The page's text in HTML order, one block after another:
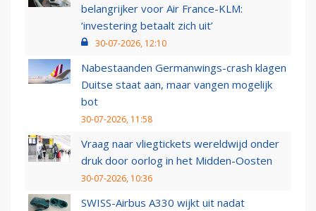
belangrijker voor Air France-KLM:
‘investering betaalt zich uit’
30-07-2026, 12:10
Nabestaanden Germanwings-crash klagen
Duitse staat aan, maar vangen mogelijk
bot
30-07-2026, 11:58
Vraag naar vliegtickets wereldwijd onder
druk door oorlog in het Midden-Oosten
30-07-2026, 10:36
SWISS-Airbus A330 wijkt uit nadat